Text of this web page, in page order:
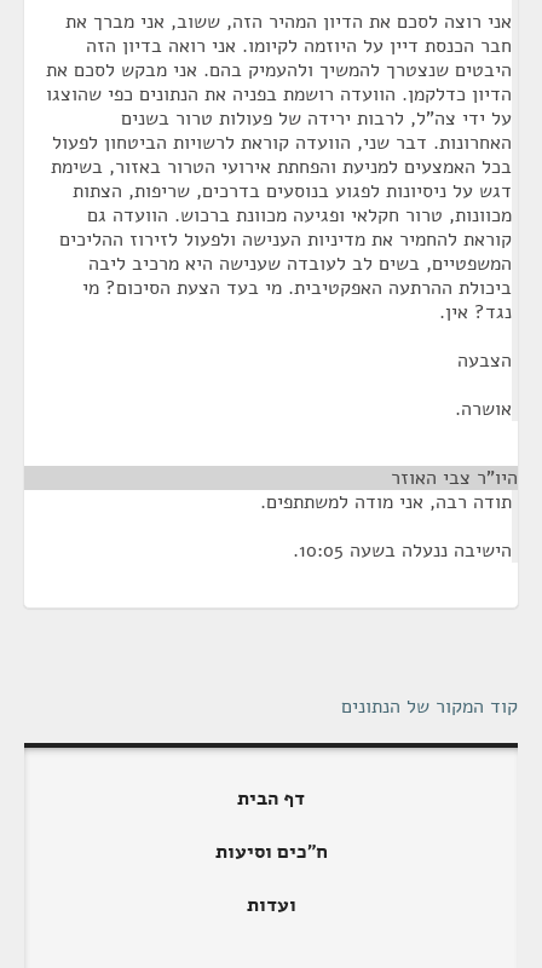
אני רוצה לסכם את הדיון המהיר הזה, ששוב, אני מברך את
חבר הכנסת דיין על היוזמה לקיומו. אני רואה בדיון הזה
היבטים שנצטרך להמשיך ולהעמיק בהם. אני מבקש לסכם את
הדיון כדלקמן. הוועדה רושמת בפניה את הנתונים כפי שהוצגו
על ידי צה"ל, לרבות ירידה של פעולות טרור בשנים
האחרונות. דבר שני, הוועדה קוראת לרשויות הביטחון לפעול
בכל האמצעים למניעת והפחתת אירועי הטרור באזור, בשימת
דגש על ניסיונות לפגוע בנוסעים בדרכים, שריפות, הצתות
מכוונות, טרור חקלאי ופגיעה מכוונת ברכוש. הוועדה גם
קוראת להחמיר את מדיניות הענישה ולפעול לזירוז ההליכים
המשפטיים, בשים לב לעובדה שענישה היא מרכיב ליבה
ביכולת ההרתעה האפקטיבית. מי בעד הצעת הסיכום? מי
נגד? אין.
הצבעה
אושרה.
היו"ר צבי האוזר
תודה רבה, אני מודה למשתתפים.
הישיבה ננעלה בשעה 10:05.
קוד המקור של הנתונים
דף הבית
ח"כים וסיעות
ועדות